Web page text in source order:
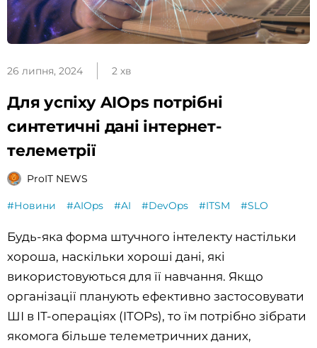
26 липня, 2024 2 хв
Для успіху AIOps потрібні
синтетичні дані інтернет-
телеметрії
ProIT NEWS
#Новини #AIOps #AI #DevOps #ITSM #SLO
Будь-яка форма штучного інтелекту настільки
хороша, наскільки хороші дані, які
використовуються для її навчання. Якщо
організації планують ефективно застосовувати
ШІ в ІТ-операціях (ITOPs), то їм потрібно зібрати
якомога більше телеметричних даних,